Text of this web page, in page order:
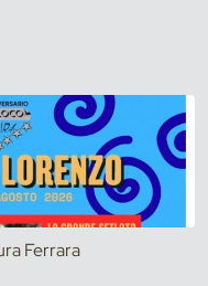
Ferrara